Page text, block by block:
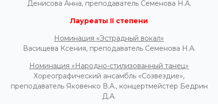
Денисова Анна, преподаватель Семенова Н.А.
Лауреаты II степени
Номинация «Эстрадный вокал»
Васищева Ксения, преподаватель Семенова Н.А.
Номинация «Народно-стилизованный танец»
Хореографический ансамбль «Созвездие»,
преподаватель Яковенко В.А., концертмейстер Бедрин
Д.А.